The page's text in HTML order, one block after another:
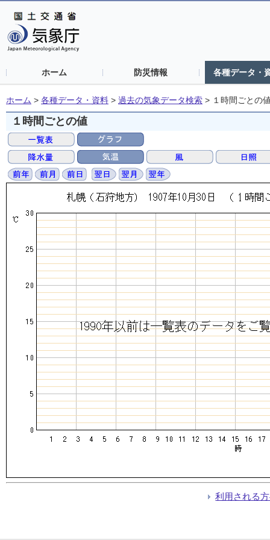
ホーム 防災情報 各種データ・
ホーム > 各種データ・資料 > 過去の気象データ検索 > １時間ごとの
１時間ごとの値
利用される